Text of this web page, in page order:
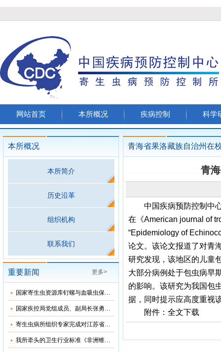
网站首页 本所概况 疾病控制 科学
本所概况
本所简介
历史沿革
组织机构
联系我们
重要新闻 更多>
国家寄生虫资源库钉螺与血吸虫保藏基地十五五”发展规划暨五方共建工作研讨会在上海召开
国家疾控局党组成员、副局长张勇到寄生虫病所调研指导
寄生虫病所组织专家完成对江苏省和湖北省2026年疟疾再传播风险评估
我所牵头的卫生行业标准《非洲锥虫病诊断》正式发布
青海省果洛藏族自治州在
青
中国疾病预防控制中
在《American journal of
“Epidemiology of
论文。该论文报道了对青
研究发现，该地区的儿童
大部分病例处于包虫病早
的影响。该研究为我国包
据，同时提示应高度重视
附件： 全文下载